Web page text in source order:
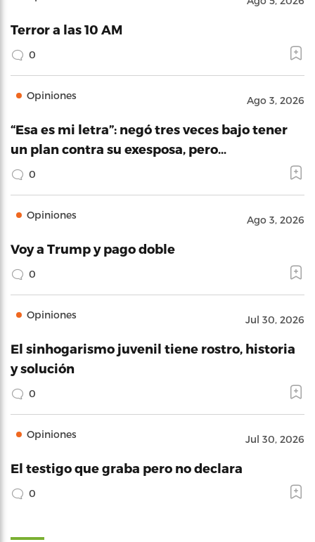
Terror a las 10 AM
0
Opiniones Ago 3, 2026
“Esa es mi letra”: negó tres veces bajo tener
un plan contra su exesposa, pero…
0
Opiniones Ago 3, 2026
Voy a Trump y pago doble
0
Opiniones Jul 30, 2026
El sinhogarismo juvenil tiene rostro, historia
y solución
0
Opiniones Jul 30, 2026
El testigo que graba pero no declara
0